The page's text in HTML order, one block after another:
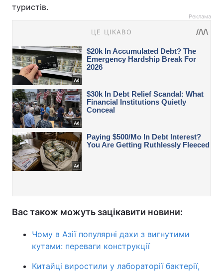
туристів.
Реклама
Вас також можуть зацікавити новини:
Чому в Азії популярні дахи з вигнутими
кутами: переваги конструкції
Китайці виростили у лабораторії бактерії,